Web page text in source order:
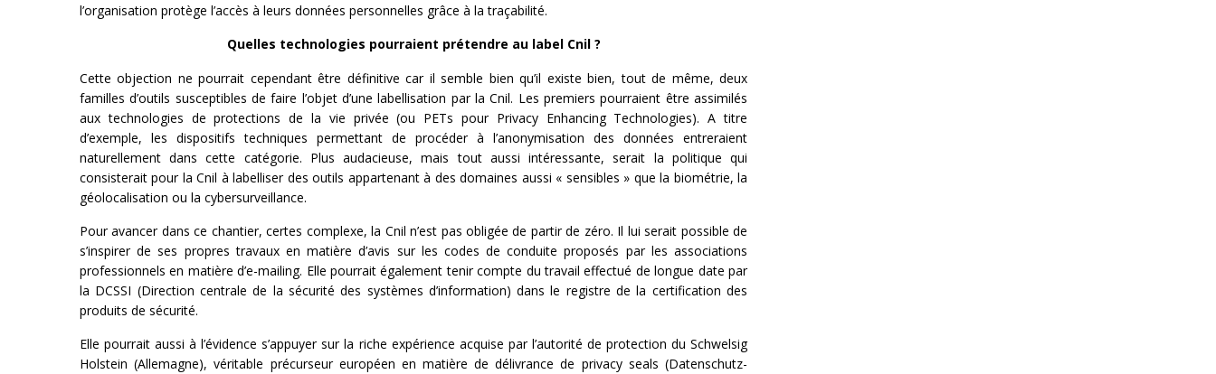
l’organisation protège l’accès à leurs données personnelles grâce à la traçabilité.
Quelles technologies pourraient prétendre au label Cnil ?
Cette objection ne pourrait cependant être définitive car il semble bien qu’il existe bien, tout de même, deux
familles d’outils susceptibles de faire l’objet d’une labellisation par la Cnil. Les premiers pourraient être assimilés
aux technologies de protections de la vie privée (ou PETs pour Privacy Enhancing Technologies). A titre
d’exemple, les dispositifs techniques permettant de procéder à l’anonymisation des données entreraient
naturellement dans cette catégorie. Plus audacieuse, mais tout aussi intéressante, serait la politique qui
consisterait pour la Cnil à labelliser des outils appartenant à des domaines aussi « sensibles » que la biométrie, la
géolocalisation ou la cybersurveillance.
Pour avancer dans ce chantier, certes complexe, la Cnil n’est pas obligée de partir de zéro. Il lui serait possible de
s’inspirer de ses propres travaux en matière d’avis sur les codes de conduite proposés par les associations
professionnels en matière d’e-mailing. Elle pourrait également tenir compte du travail effectué de longue date par
la DCSSI (Direction centrale de la sécurité des systèmes d’information) dans le registre de la certification des
produits de sécurité.
Elle pourrait aussi à l’évidence s’appuyer sur la riche expérience acquise par l’autorité de protection du Schwelsig
Holstein (Allemagne), véritable précurseur européen en matière de délivrance de privacy seals (Datenschutz-